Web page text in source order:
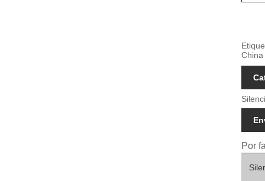
China
Por